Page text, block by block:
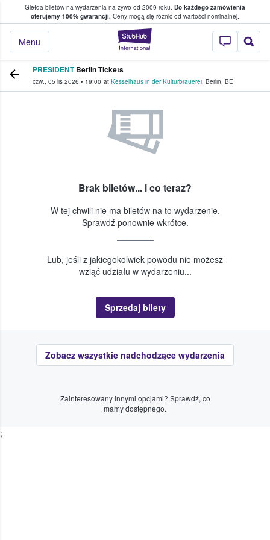
Giełda biletów na wydarzenia na żywo od 2009 roku. Do każdego zamówienia
oferujemy 100% gwarancji. Ceny mogą się różnić od wartości nominalnej.
StubHub —
Menu
w którym fani i kibice kupują i
PRESIDENTBerlin Tickets
czw., 05 lis 2026 • 19:00 at Kesselhaus in der Kulturbrauerei, Berlin, BE
Brak biletów... i co teraz?
W tej chwili nie ma biletów na to wydarzenie.
Sprawdź ponownie wkrótce.
Lub, jeśli z jakiegokolwiek powodu nie możesz
wziąć udziału w wydarzeniu...
Sprzedaj bilety
Zobacz wszystkie nadchodzące wydarzenia
Zainteresowany innymi opcjami? Sprawdź, co
mamy dostępnego.
;